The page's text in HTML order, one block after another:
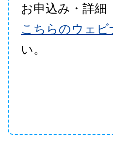
お申込み・詳細
こちらのウェビ
い。